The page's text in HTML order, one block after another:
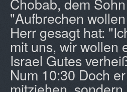
"Aufbrechen
Herr gesagt hat:
mit uns, wir wollen
Israel Gutes
Num 10:30 Doch